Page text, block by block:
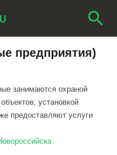
search
предприятия)
занимаются охраной
установкой
предоставляют услуги